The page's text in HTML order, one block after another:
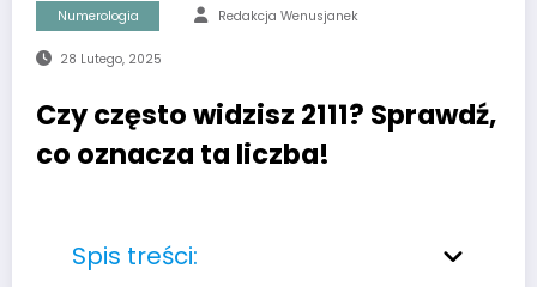
Numerologia Redakcja Wenusjanek
28 Lutego, 2025
Czy często widzisz 2111? Sprawdź,
co oznacza ta liczba!
Spis treści: